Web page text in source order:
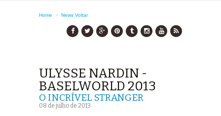
Home > News Voltar
ULYSSE NARDIN -
BASELWORLD 2013
O INCRÍVEL STRANGER
08 de julho de 2013